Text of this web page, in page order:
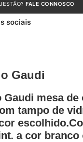
FALE CONNOSCO
sociais
Gaudi
Gaudi mesa de
tampo de
a cor branco